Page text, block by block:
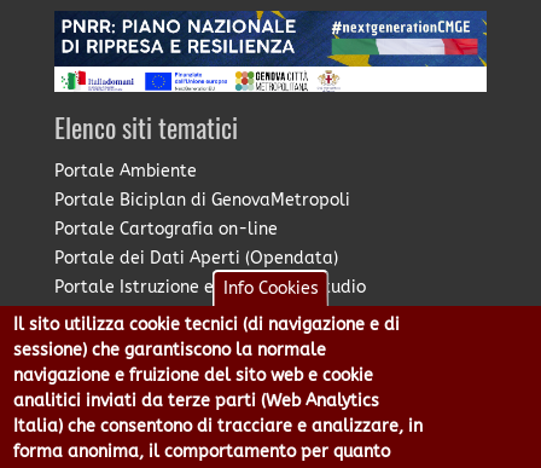
Elenco siti tematici
Portale Ambiente
Portale Biciplan di GenovaMetropoli
Portale Cartografia on-line
Portale dei Dati Aperti (Opendata)
Portale Istruzione e Diritto allo Studio
Portale Marketing Territoriale
Portale Piano Strategico Metropolitano
Portale PUMS di GenovaMetropoli
Portale Stazione Unica Appaltante
Pratico: procedimenti e istanze online
Info Cookies
Il sito utilizza cookie tecnici (di navigazione e di
sessione) che garantiscono la normale
navigazione e fruizione del sito web e cookie
analitici inviati da terze parti (Web Analytics
Italia) che consentono di tracciare e analizzare, in
forma anonima, il comportamento per quanto